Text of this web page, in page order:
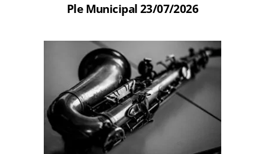
Ple Municipal 23/07/2026